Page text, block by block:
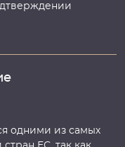
одними из самых